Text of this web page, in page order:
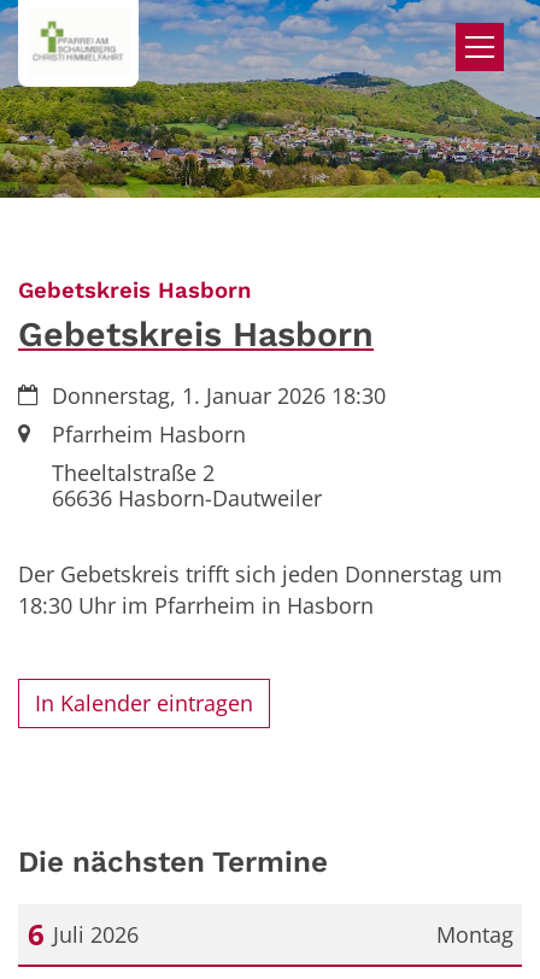
Zum Inhalt springen
Gebetskreis Hasborn
Gebetskreis Hasborn
Datum:Donnerstag, 1. Januar 2026 18:30
Ort:Pfarrheim Hasborn
Theeltalstraße 2
66636Hasborn-Dautweiler
Der Gebetskreis trifft sich jeden Donnerstag um
18:30 Uhr im Pfarrheim in Hasborn
In Kalender eintragen
Die nächsten Termine
Montag
6 Juli 2026